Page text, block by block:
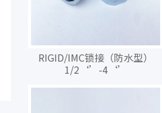
RIGID/IMC锁接（防水型）
1/2‘’-4‘’